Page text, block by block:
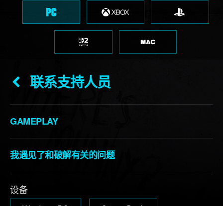
联系支持人员
GAMEPLAY
我遇见了和破解有关的问题
设备